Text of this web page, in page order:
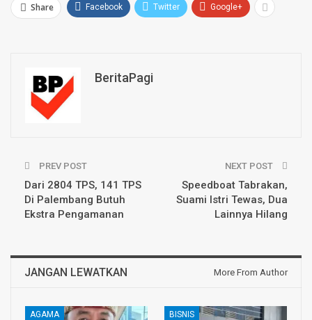
Share Facebook Twitter Google+
BeritaPagi
PREV POST
Dari 2804 TPS, 141 TPS
Di Palembang Butuh
Ekstra Pengamanan
NEXT POST
Speedboat Tabrakan,
Suami Istri Tewas, Dua
Lainnya Hilang
JANGAN LEWATKAN More From Author
AGAMA BISNIS